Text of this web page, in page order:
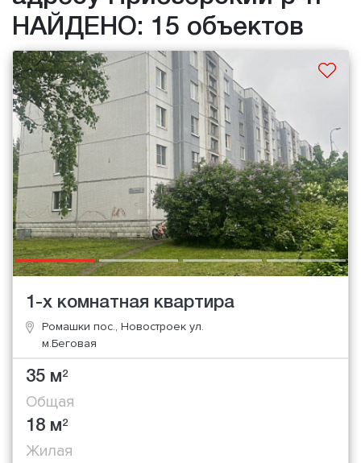
НАЙДЕНО: 15 объектов
1-х комнатная квартира
Ромашки пос., Новостроек ул.
м.Беговая
35 м2
Общая
18 м2
Жилая